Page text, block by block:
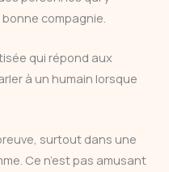
compagnie.
qui répond aux
à un humain lorsque
surtout dans une
Ce n’est pas amusant